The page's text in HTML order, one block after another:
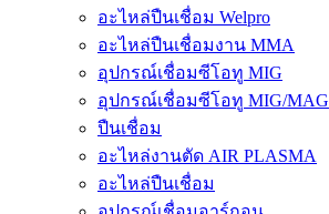
อะไหล่ปืนเชื่อม Welpro
อะไหล่ปืนเชื่อมงาน MMA
อุปกรณ์เชื่อมซีโอทู MIG
อุปกรณ์เชื่อมซีโอทู MIG/MAG
ปืนเชื่อม
อะไหล่งานตัด AIR PLASMA
อะไหล่ปืนเชื่อม